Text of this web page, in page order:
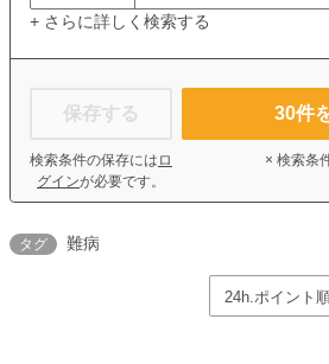
+ さらに詳しく検索する
保存する
検索条件の保存には ロ
グインが必要です。
30件
× 検索条
タグ 難病